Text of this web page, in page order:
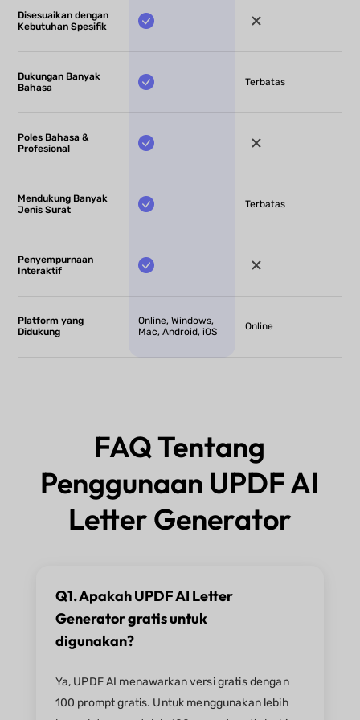
Disesuaikan dengan
Kebutuhan Spesifik
Dukungan Banyak
Bahasa
Terbatas
Poles Bahasa &
Profesional
Mendukung Banyak
Jenis Surat
Terbatas
Penyempurnaan
Interaktif
Platform yang
Didukung
Online, Windows,
Mac, Android, iOS
Online
FAQ Tentang
Penggunaan UPDF AI
Letter Generator
Q1. Apakah UPDF AI Letter
Generator gratis untuk
digunakan?
Ya, UPDF AI menawarkan versi gratis dengan
100 prompt gratis. Untuk menggunakan lebih